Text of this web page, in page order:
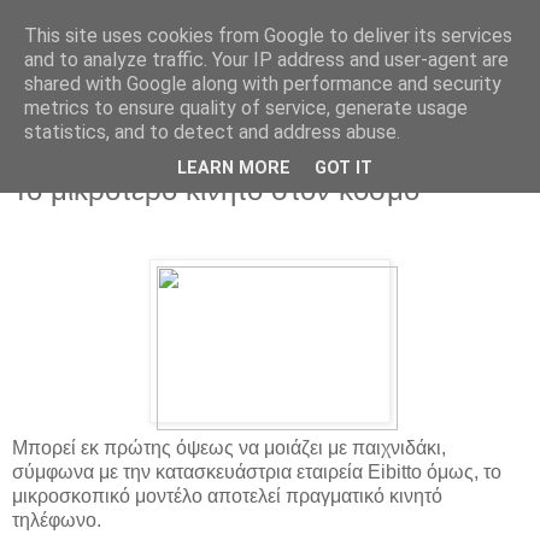
Το μικρότερο κινητό στον κόσμο
Μπορεί εκ πρώτης όψεως να μοιάζει με παιχνιδάκι,
σύμφωνα με την κατασκευάστρια εταιρεία Eibitto όμως, το
μικροσκοπικό μοντέλο αποτελεί πραγματικό κινητό
τηλέφωνο.
This site uses cookies from Google to deliver its services
and to analyze traffic. Your IP address and user-agent are
shared with Google along with performance and security
metrics to ensure quality of service, generate usage
statistics, and to detect and address abuse.
LEARN MORE GOT IT